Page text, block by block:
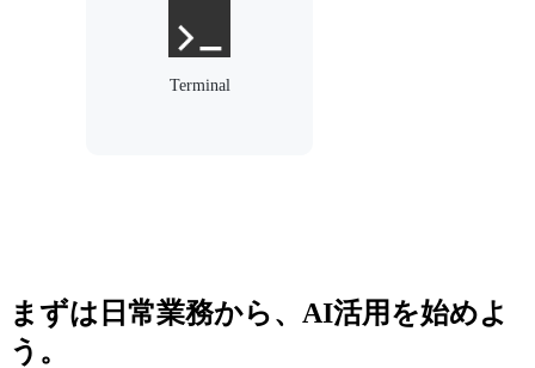
Terminal
まずは日常業務から、AI活用を始めよ
う。